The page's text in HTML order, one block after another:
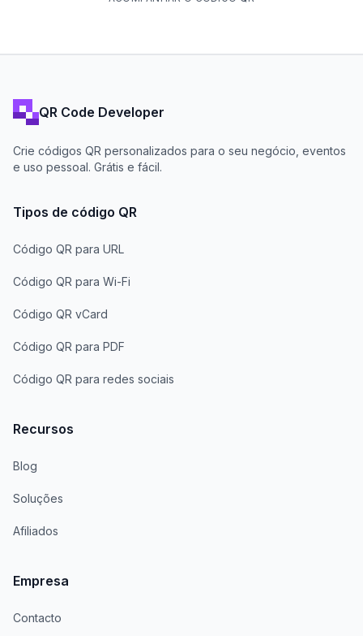
QR Code Developer
Crie códigos QR personalizados para o seu negócio, eventos
e uso pessoal. Grátis e fácil.
Tipos de código QR
Código QR para URL
Código QR para Wi-Fi
Código QR vCard
Código QR para PDF
Código QR para redes sociais
Recursos
Blog
Soluções
Afiliados
Empresa
Contacto